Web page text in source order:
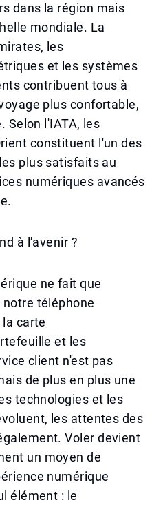
dans la région mais
mondiale. La
les
et les systèmes
contribuent tous à
plus confortable,
Selon l'IATA, les
constituent l'un des
plus satisfaits au
numériques avancés
à l'avenir ?
ne fait que
notre téléphone
carte
et les
client n'est pas
de plus en plus une
technologies et les
les attentes des
Voler devient
un moyen de
numérique
élément : le